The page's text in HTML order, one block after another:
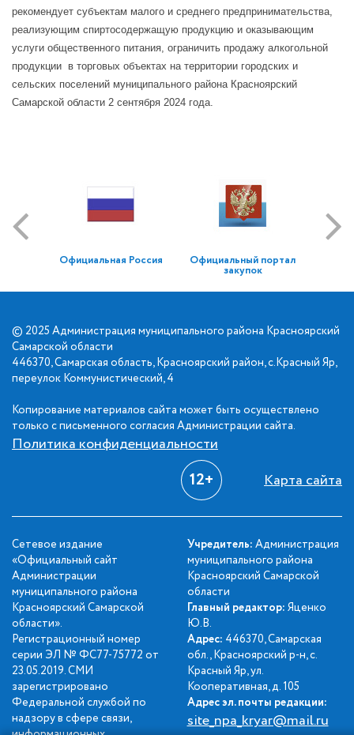
рекомендует субъектам малого и среднего предпринимательства,
реализующим спиртосодержащую продукцию и оказывающим
услуги общественного питания, ограничить продажу алкогольной
продукции в торговых объектах на территории городских и
сельских поселений муниципального района Красноярский
Самарской области 2 сентября 2024 года.
Официальная Россия Официальный портал
закупок
© 2025 Администрация муниципального района Красноярский
Самарской области
446370, Самарская область, Красноярский район, с.Красный Яр,
переулок Коммунистический, 4
Копирование материалов сайта может быть осуществлено
только с письменного согласия Администрации сайта.
Политика конфиденциальности
12+ Карта сайта
Сетевое издание
«Официальный сайт
Администрации
муниципального района
Красноярский Самарской
области».
Регистрационный номер
серии ЭЛ № ФС77-75772 от
23.05.2019. СМИ
зарегистрировано
Федеральной службой по
надзору в сфере связи,
Учредитель: Администрация
муниципального района
Красноярский Самарской
области
Главный редактор: Яценко
Ю.В.
Адрес: 446370, Самарская
обл., Красноярский р-н, с.
Красный Яр, ул.
Кооперативная, д. 105
Адрес эл. почты редакции:
site_npa_kryar@mail.ru